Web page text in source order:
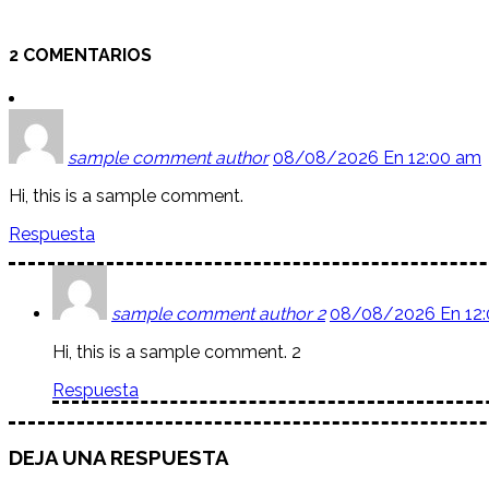
2 COMENTARIOS
sample comment author 08/08/2026 En 12:00 am
Hi, this is a sample comment.
Respuesta
sample comment author 2 08/08/2026 En
Hi, this is a sample comment. 2
Respuesta
DEJA UNA RESPUESTA